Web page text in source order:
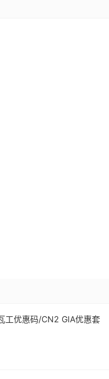
优惠码/CN2 GIA优惠套